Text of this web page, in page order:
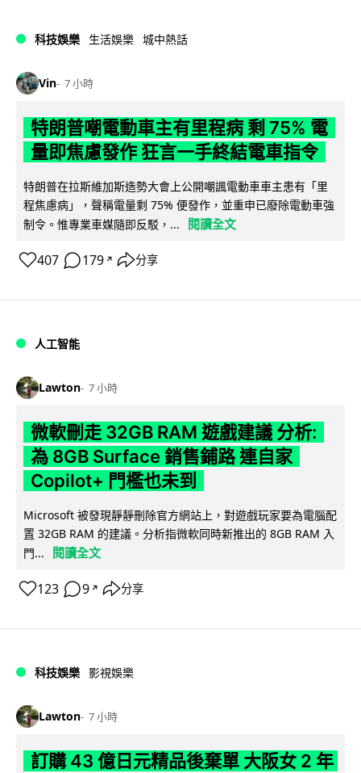
科技娛樂 生活娛樂 城中熱話
Vin 7 小時
特朗普嘲電動車主有里程病 剩 75% 電
量即焦慮發作 狂言一手終結電車指令
特朗普在拉斯維加斯造勢大會上公開嘲諷電動車車主患有「里
程焦慮病」，聲稱電量剩 75% 便發作，並重申已廢除電動車強
制令。惟專業車媒隨即反駁，...
閱讀全文
407 179 ↗ 分享
人工智能
Lawton 7 小時
微軟刪走 32GB RAM 遊戲建議 分析:
為 8GB Surface 銷售鋪路 連自家
Copilot+ 門檻也未到
Microsoft 被發現靜靜刪除官方網站上，對遊戲玩家要為電腦配
置 32GB RAM 的建議。分析指微軟同時新推出的 8GB RAM 入
門...
閱讀全文
123 9 ↗ 分享
科技娛樂 影視娛樂
Lawton 7 小時
訂購 43 億日元精品後棄單 大阪女 2 年